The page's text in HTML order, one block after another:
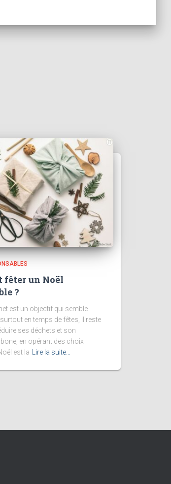
fêter un Noël
?
est un objectif qui semble
en temps de fêtes, il reste
ses déchets et son
en opérant des choix
est la
Lire la suite…